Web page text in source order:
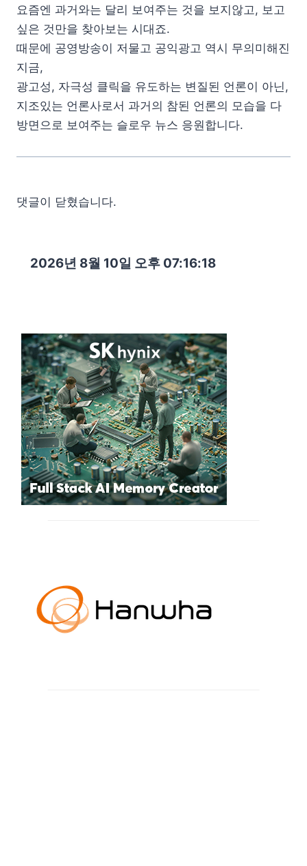
요즘엔 과거와는 달리 보여주는 것을 보지않고, 보고
싶은 것만을 찾아보는 시대죠.
때문에 공영방송이 저물고 공익광고 역시 무의미해진
지금,
광고성, 자극성 클릭을 유도하는 변질된 언론이 아닌,
지조있는 언론사로서 과거의 참된 언론의 모습을 다
방면으로 보여주는 슬로우 뉴스 응원합니다.
댓글이 닫혔습니다.
2026년 8월 10일 오후 07:16:20